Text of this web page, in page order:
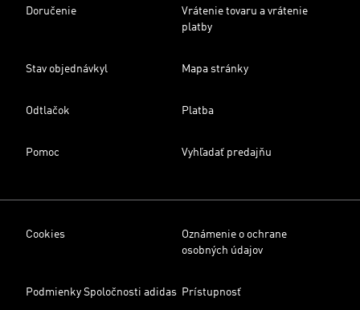
Doručenie
Vrátenie tovaru a vrátenie
platby
Stav objednávkyl Mapa stránky
Odtlačok Platba
Pomoc Vyhľadať predajňu
Cookies
Oznámenie o ochrane
osobných údajov
Podmienky Spoločnosti adidas Prístupnosť